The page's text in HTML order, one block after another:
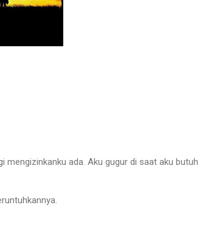
mengizinkanku ada. Aku gugur di saat aku butuh